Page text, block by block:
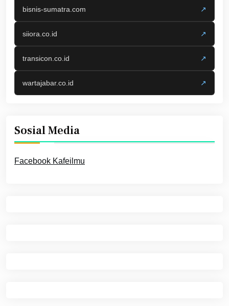
bisnis-sumatra.com ↗
siiora.co.id ↗
transicon.co.id ↗
wartajabar.co.id ↗
Sosial Media
Facebook Kafeilmu